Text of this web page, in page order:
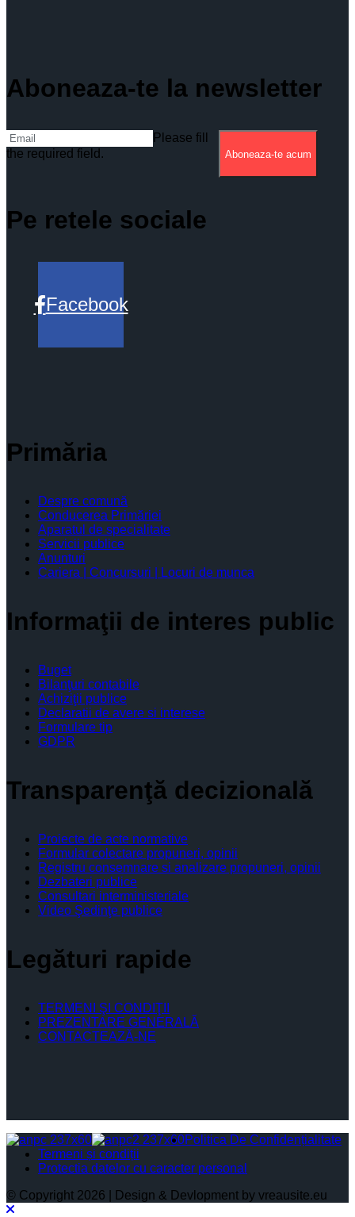
Aboneaza-te la newsletter
Please fill
the required field.
Aboneaza-te acum
Pe retele sociale
Facebook
Primăria
Despre comună
Conducerea Primăriei
Aparatul de specialitate
Servicii publice
Anunturi
Cariera | Concursuri | Locuri de munca
Informaţii de interes public
Buget
Bilanţuri contabile
Achiziţii publice
Declaratii de avere si interese
Formulare tip
GDPR
Transparenţă decizională
Proiecte de acte normative
Formular colectare propuneri, opinii
Registru consemnare si analizare propuneri, opinii
Dezbateri publice
Consultari interministeriale
Video Şedinţe publice
Legături rapide
TERMENI ŞI CONDIŢII
PREZENTARE GENERALĂ
CONTACTEAZĂ-NE
Politica De Confidențialitate
Termeni și condiții
Protectia datelor cu caracter personal
© Copyright 2026 | Design & Devlopment by vreausite.eu